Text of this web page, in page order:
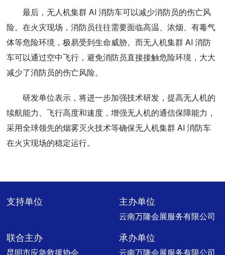
最后，无人机集群 AI 消防车可以减少消防员的伤亡风
险。在火灾现场，消防员往往需要面临高温、浓烟、有毒气
体等危险环境，极易受到生命威胁。而无人机集群 AI 消防
车可以通过空中飞行，避免消防员直接接触危险环境，大大
减少了消防员的伤亡风险。
研发单位表示，将进一步加强技术研发，提高无人机的
续航能力、飞行高度和速度，增强无人机的通信保障能力，
采用全球领先的烟雾灭火技术等确保无人机集群 AI 消防车
在火灾现场的稳定运行。
支持单位 主办单位
云南万隆会展服务有限公司
联合主办
昆明市应急救援协会
承办单位
云南万隆会展服务有限公司